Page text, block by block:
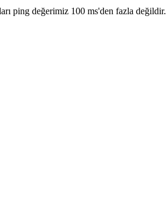
ping değerimiz 100 ms'den fazla değildir.